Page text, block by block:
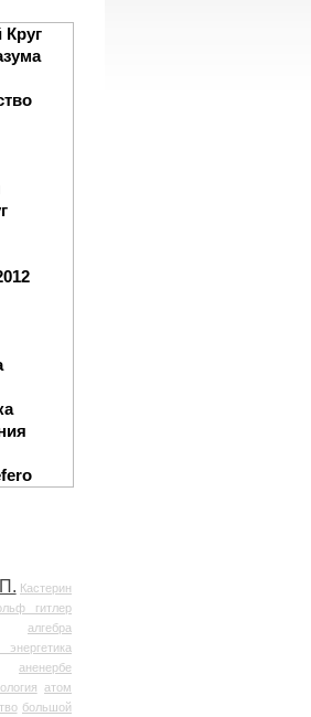
Круг
Кастерин
гитлер
алгебра
аненербе
атом
большой